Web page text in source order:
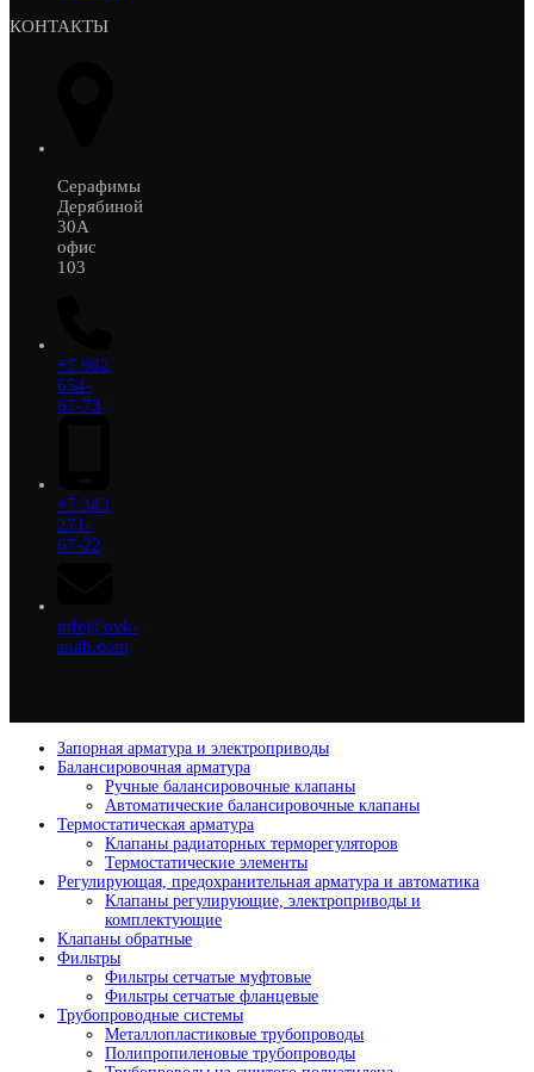
КОНТАКТЫ
Серафимы
Дерябиной
30А
офис
103
+7 982
654-
67-73
+7 343
271-
67-22
info@ovk-
snab.com
Запорная арматура и электроприводы
Балансировочная арматура
Ручные балансировочные клапаны
Автоматические балансировочные клапаны
Термостатическая арматура
Клапаны радиаторных терморегуляторов
Термостатические элементы
Регулирующая, предохранительная арматура и автоматика
Клапаны регулирующие, электроприводы и
комплектующие
Клапаны обратные
Фильтры
Фильтры сетчатые муфтовые
Фильтры сетчатые фланцевые
Трубопроводные системы
Металлопластиковые трубопроводы
Полипропиленовые трубопроводы